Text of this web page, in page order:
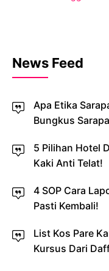
News Feed
Apa Etika
Bungkus
5 Pilihan Hotel
Kaki Anti Telat!
4 SOP Cara
Pasti Kembali!
List Kos Pare
Kursus Dari